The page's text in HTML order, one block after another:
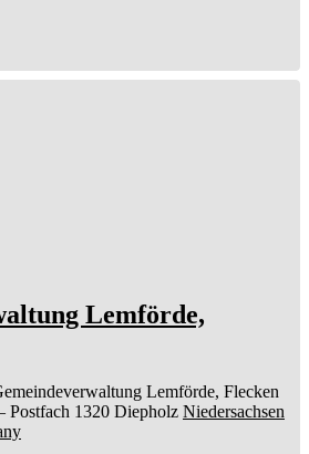
Lemförde,
Lemförde, Flecken
Postfach 1320 Diepholz Niedersachsen